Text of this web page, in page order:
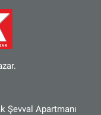
Şevval Apartmanı